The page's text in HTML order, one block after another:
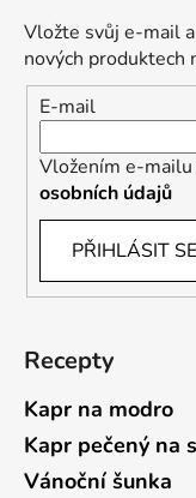
Vložte svůj e-mail
nových produktech
E-mail
Vložením e-
osobních údajů
PŘIHLÁSIT SE
Recepty
Kapr na modro
Kapr pečený na
Vánoční šunka